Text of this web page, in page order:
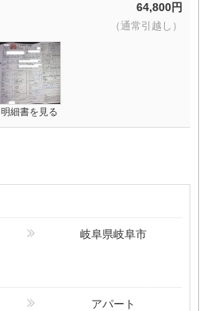
64,800円
（通常引越し）
明細書を見る
岐阜県岐阜市
アパート